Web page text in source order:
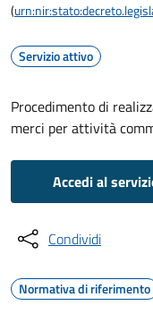
(
Servizio attivo
Procedimento di
merci per attività
Accedi al
Condividi
Normativa di riferimento